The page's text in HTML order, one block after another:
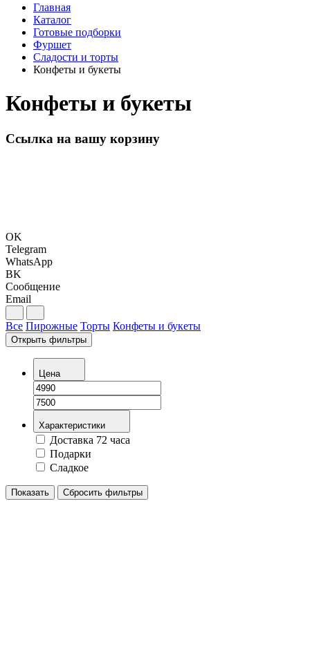
Главная
Каталог
Готовые подборки
Фуршет
Сладости и торты
Конфеты и букеты
Конфеты и букеты
Ссылка на вашу корзину
OK
Telegram
WhatsApp
BK
Сообщение
Email
Все Пирожные Торты Конфеты и букеты
Открыть фильтры
Цена
Характеристики
Доставка 72 часа
Подарки
Сладкое